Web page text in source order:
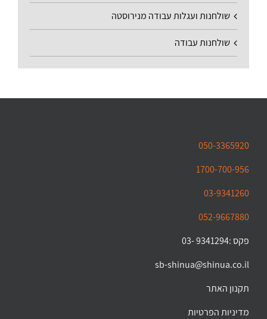
שולחנות ועגלות עבודה מנירוסטה
שולחנות עבודה
050-3365920
1700-700-956
03-9341260
052-9667880
פקס :9341294 -03
sb-shinua@shinua.co.il
תקנון האתר
מדיניות הפרטיות